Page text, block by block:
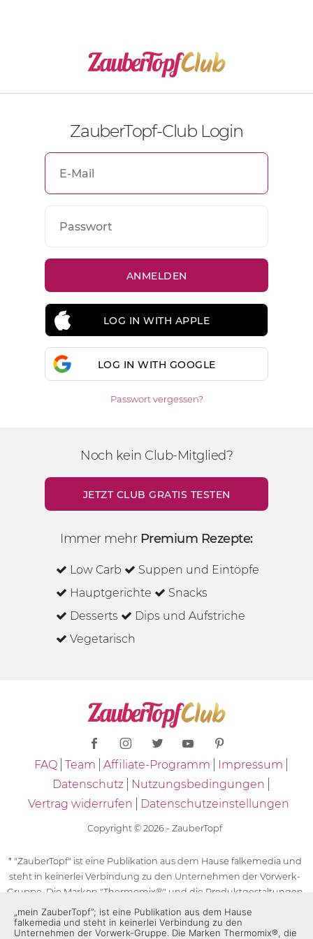
ZauberTopf-Club Login
LOG IN WITH APPLE
LOG IN WITH GOOGLE
Passwort vergessen?
Noch kein Club-Mitglied?
JETZT CLUB GRATIS TESTEN
Immer mehr Premium Rezepte:
Low Carb
Suppen und Eintöpfe
Hauptgerichte
Snacks
Desserts
Dips und Aufstriche
Vegetarisch
FAQ Team Affiliate-Programm
Impressum
Datenschutz
Nutzungsbedingungen
Vertrag widerrufen
Datenschutzeinstellungen
Copyright © 2026 - ZauberTopf
* "ZauberTopf" ist eine Publikation aus dem Hause falkemedia und
steht in keinerlei Verbindung zu den Unternehmen der Vorwerk-
Gruppe. Die Marken "Thermomix®" und die Produktgestaltungen
des "Thermomix®" sind eingetragene Marken der Unternehmen
der Vorwerk-Gruppe. Die Marken Thermomix®, die Zeichen TM5®,
„mein ZauberTopf”; ist eine Publikation aus dem Hause
falkemedia und steht in keinerlei Verbindung zu den
Unternehmen der Vorwerk-Gruppe. Die Marken Thermomix®, die